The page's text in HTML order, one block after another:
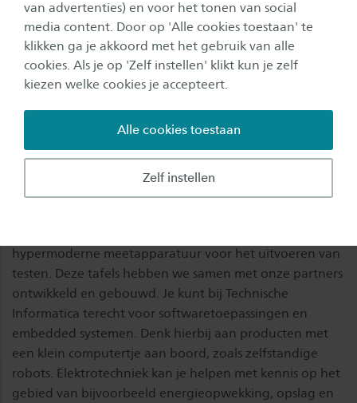
van advertenties) en voor het tonen van social
media content. Door op 'Alle cookies toestaan' te
klikken ga je akkoord met het gebruik van alle
cookies. Als je op 'Zelf instellen' klikt kun je zelf
kiezen welke cookies je accepteert.
Zelf instellen
Alle cookies toestaan
tonen
Laboratorium Elektrotechniek
/ Technische Informatica
Elektronische producten testen? Daarvoor moet
je in ons Laboratorium Elektrotechniek /
Technische Informatica zijn!
hypermoderne meetapparatuur voor het uitvoeren van
testen. Deze tafels hebben we samen met onze partners
ontwikkeld en gebouwd. Je kunt bij Technische
Informatica terecht voor softwaretoepassingen en
embedded systemen. Denk hierbij aan producten met
een klein computertje aan boord, zoals zelfstandige
robots. Elektrotechniek kan je helpen met kennis op het
gebied van bijvoorbeeld energieopwekking, opslag en